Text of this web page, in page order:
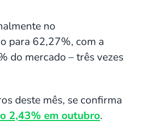
no
para 62,27%, com a
do mercado – três vezes
deste mês, se confirma
2,43% em outubro.